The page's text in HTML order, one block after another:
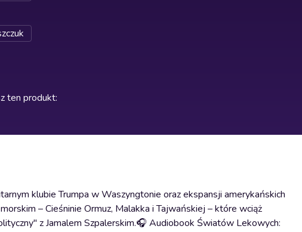
ten produkt:
klubie Trumpa w Waszyngtonie oraz ekspansji amerykańskich
– Cieśninie Ormuz, Malakka i Tajwańskiej – które wciąż
z Jamalem Szpalerskim.🎧 Audiobook Światów Lekowych: